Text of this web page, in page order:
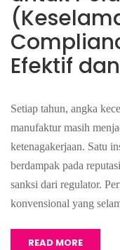
Efektif
Setiap tahun, angka
manufaktur masih
ketenagakerjaan. Satu
berdampak pada
sanksi dari regulator.
konvensional yang
READ MORE